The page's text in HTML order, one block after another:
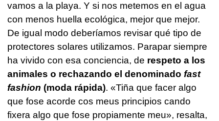
vamos a la playa. Y si nos metemos en el agua
con menos huella ecológica, mejor que mejor.
De igual modo deberíamos revisar qué tipo de
protectores solares utilizamos. Parapar siempre
ha vivido con esa conciencia, de respeto a los
animales o rechazando el denominado fast
fashion (moda rápida). «Tiña que facer algo
que fose acorde cos meus principios cando
fixera algo que fose propiamente meu», resalta,